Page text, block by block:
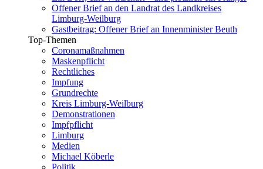
Offener Brief an den Landrat des Landkreises
Limburg-Weilburg
Gastbeitrag: Offener Brief an Innenminister Beuth
Top-Themen
Coronamaßnahmen
Maskenpflicht
Rechtliches
Impfung
Grundrechte
Kreis Limburg-Weilburg
Demonstrationen
Impfpflicht
Limburg
Medien
Michael Köberle
Politik